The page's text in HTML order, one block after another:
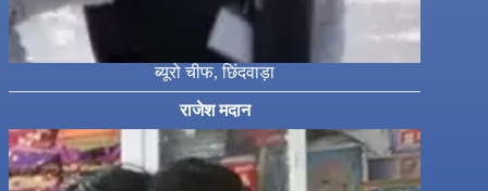
ब्यूरो चीफ, छिंदवाड़ा
राजेश मदान